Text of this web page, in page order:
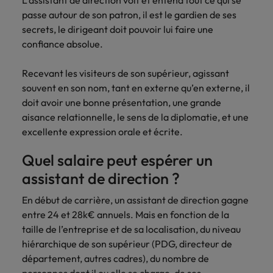
passe autour de son patron, il est le gardien de ses
secrets, le dirigeant doit pouvoir lui faire une
confiance absolue.
Recevant les visiteurs de son supérieur, agissant
souvent en son nom, tant en externe qu’en externe, il
doit avoir une bonne présentation, une grande
aisance relationnelle, le sens de la diplomatie, et une
excellente expression orale et écrite.
Quel salaire peut espérer un
assistant de direction ?
En début de carrière, un assistant de direction gagne
entre 24 et 28k€ annuels. Mais en fonction de la
taille de l’entreprise et de sa localisation, du niveau
hiérarchique de son supérieur (PDG, directeur de
département, autres cadres), du nombre de